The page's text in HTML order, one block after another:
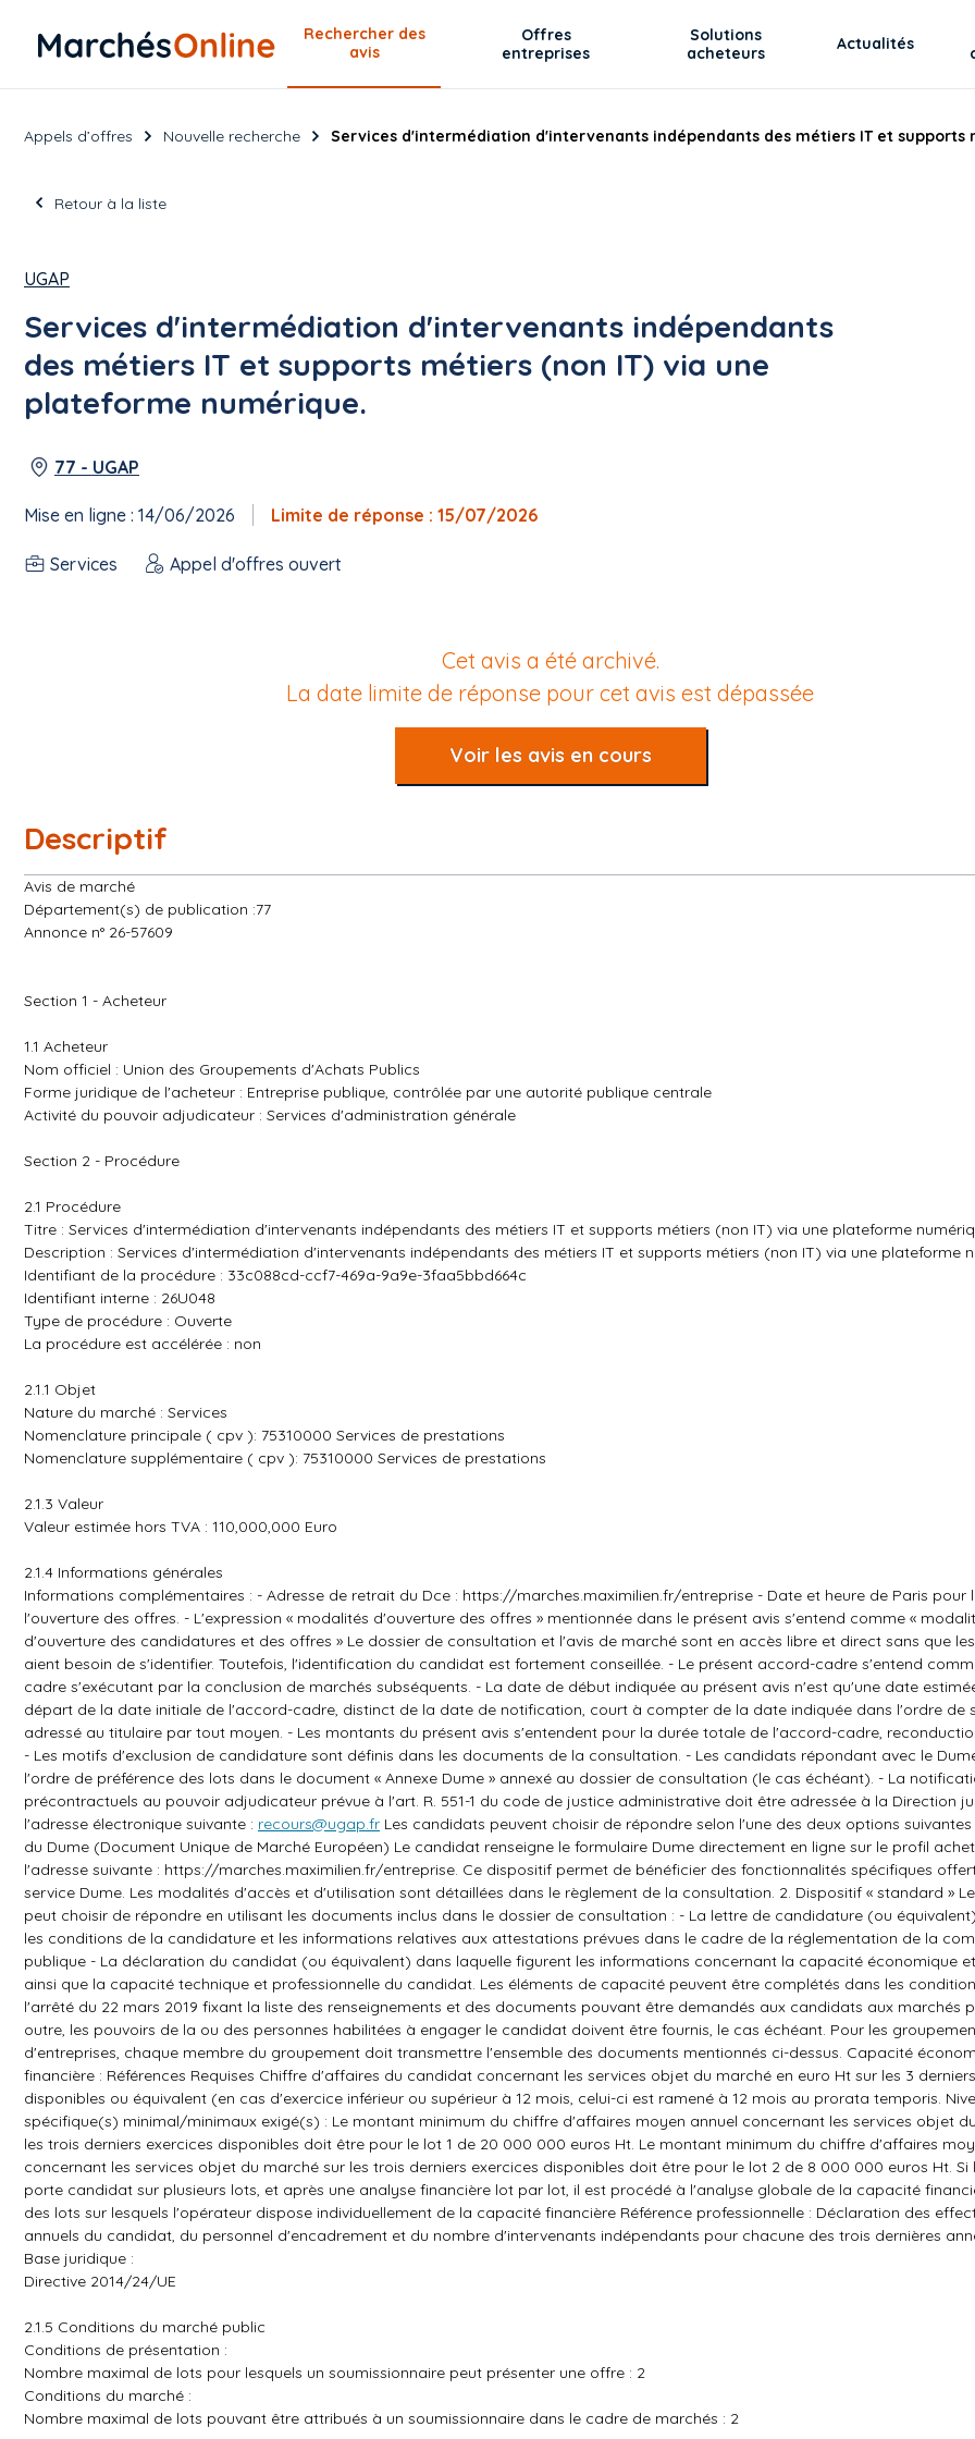
Rechercher des
avis
Offres
entreprises
Solutions
acheteurs
Actualités
Appels d’offres Nouvelle recherche Services d'intermédiation d'intervenants indépendants des métiers IT et supports
Retour à la liste
UGAP
Services d'intermédiation d'intervenants indépendants
des métiers IT et supports métiers (non IT) via une
plateforme numérique.
77 - UGAP
Mise en ligne : 14/06/2026 Limite de réponse : 15/07/2026
Services Appel d'offres ouvert
Cet avis a été archivé.
La date limite de réponse pour cet avis est dépassée
Voir les avis en cours
Descriptif
Avis de marché
Département(s) de publication :77
Annonce n° 26-57609
Section 1 - Acheteur
1.1 Acheteur
Nom officiel : Union des Groupements d'Achats Publics
Forme juridique de l'acheteur : Entreprise publique, contrôlée par une autorité publique centrale
Activité du pouvoir adjudicateur : Services d'administration générale
Section 2 - Procédure
2.1 Procédure
Titre : Services d'intermédiation d'intervenants indépendants des métiers IT et supports métiers (non IT) via une plateforme
Description : Services d'intermédiation d'intervenants indépendants des métiers IT et supports métiers (non IT) via une plateforme
Identifiant de la procédure : 33c088cd-ccf7-469a-9a9e-3faa5bbd664c
Identifiant interne : 26U048
Type de procédure : Ouverte
La procédure est accélérée : non
2.1.1 Objet
Nature du marché : Services
Nomenclature principale ( cpv ): 75310000 Services de prestations
Nomenclature supplémentaire ( cpv ): 75310000 Services de prestations
2.1.3 Valeur
Valeur estimée hors TVA : 110,000,000 Euro
2.1.4 Informations générales
Informations complémentaires : - Adresse de retrait du Dce : https://marches.maximilien.fr/entreprise - Date et heure de Paris pour
l'ouverture des offres. - L'expression « modalités d'ouverture des offres » mentionnée dans le présent avis s'entend comme «
d'ouverture des candidatures et des offres » Le dossier de consultation et l'avis de marché sont en accès libre et direct sans que
aient besoin de s'identifier. Toutefois, l'identification du candidat est fortement conseillée. - Le présent accord-cadre s'entend
cadre s'exécutant par la conclusion de marchés subséquents. - La date de début indiquée au présent avis n'est qu'une date
départ de la date initiale de l'accord-cadre, distinct de la date de notification, court à compter de la date indiquée dans l'ordre de
adressé au titulaire par tout moyen. - Les montants du présent avis s'entendent pour la durée totale de l'accord-cadre,
- Les motifs d'exclusion de candidature sont définis dans les documents de la consultation. - Les candidats répondant avec le
l'ordre de préférence des lots dans le document « Annexe Dume » annexé au dossier de consultation (le cas échéant). - La
précontractuels au pouvoir adjudicateur prévue à l'art. R. 551-1 du code de justice administrative doit être adressée à la Direction
l'adresse électronique suivante : recours@ugap.fr Les candidats peuvent choisir de répondre selon l'une des deux options suivantes
du Dume (Document Unique de Marché Européen) Le candidat renseigne le formulaire Dume directement en ligne sur le profil
l'adresse suivante : https://marches.maximilien.fr/entreprise. Ce dispositif permet de bénéficier des fonctionnalités spécifiques
service Dume. Les modalités d'accès et d'utilisation sont détaillées dans le règlement de la consultation. 2. Dispositif « standard »
peut choisir de répondre en utilisant les documents inclus dans le dossier de consultation : - La lettre de candidature (ou
les conditions de la candidature et les informations relatives aux attestations prévues dans le cadre de la réglementation de la
publique - La déclaration du candidat (ou équivalent) dans laquelle figurent les informations concernant la capacité économique
ainsi que la capacité technique et professionnelle du candidat. Les éléments de capacité peuvent être complétés dans les
l'arrêté du 22 mars 2019 fixant la liste des renseignements et des documents pouvant être demandés aux candidats aux marchés
outre, les pouvoirs de la ou des personnes habilitées à engager le candidat doivent être fournis, le cas échéant. Pour les
d'entreprises, chaque membre du groupement doit transmettre l'ensemble des documents mentionnés ci-dessus. Capacité
financière : Références Requises Chiffre d'affaires du candidat concernant les services objet du marché en euro Ht sur les 3
disponibles ou équivalent (en cas d'exercice inférieur ou supérieur à 12 mois, celui-ci est ramené à 12 mois au prorata temporis.
spécifique(s) minimal/minimaux exigé(s) : Le montant minimum du chiffre d'affaires moyen annuel concernant les services objet
les trois derniers exercices disponibles doit être pour le lot 1 de 20 000 000 euros Ht. Le montant minimum du chiffre d'affaires
concernant les services objet du marché sur les trois derniers exercices disponibles doit être pour le lot 2 de 8 000 000 euros Ht. Si
porte candidat sur plusieurs lots, et après une analyse financière lot par lot, il est procédé à l'analyse globale de la capacité
des lots sur lesquels l'opérateur dispose individuellement de la capacité financière Référence professionnelle : Déclaration des
annuels du candidat, du personnel d'encadrement et du nombre d'intervenants indépendants pour chacune des trois dernières
Base juridique :
Directive 2014/24/UE
2.1.5 Conditions du marché public
Conditions de présentation :
Nombre maximal de lots pour lesquels un soumissionnaire peut présenter une offre : 2
Conditions du marché :
Nombre maximal de lots pouvant être attribués à un soumissionnaire dans le cadre de marchés : 2